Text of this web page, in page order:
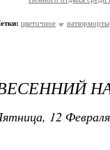
цветочное натюрморты
12